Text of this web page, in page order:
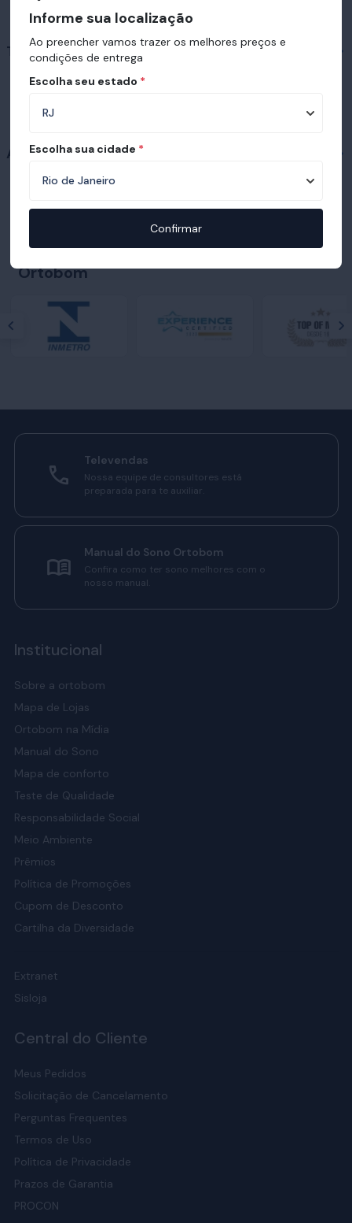
Travesseiros em destaque
Acessórios
Prêmios e certificações recebidas pelo
Ortobom
Televendas
Nossa equipe de consultores está
preparada para te auxiliar.
Manual do Sono Ortobom
Confira como ter sono melhores com o
nosso manual.
Institucional
Sobre a ortobom
Mapa de Lojas
Ortobom na Mídia
Manual do Sono
Mapa de conforto
Teste de Qualidade
Responsabilidade Social
Meio Ambiente
Prêmios
Política de Promoções
Cupom de Desconto
Cartilha da Diversidade
Extranet
Sisloja
Central do Cliente
Meus Pedidos
Solicitação de Cancelamento
Perguntas Frequentes
Termos de Uso
Política de Privacidade
Prazos de Garantia
PROCON
Informe sua localização
Ao preencher vamos trazer os melhores preços e
condições de entrega
Escolha seu estado *
Escolha sua cidade *
Confirmar